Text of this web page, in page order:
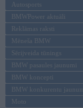
Autosports
BMWPower aktuāli
Reklāmas raksti
Mēneša BMW
Sērijveida tūnings
BMW pasaules jaunumi
BMW koncepti
BMW konkurentu
Moto